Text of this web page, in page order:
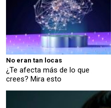
No eran tan locas
¿Te afecta más de lo que
crees? Mira esto